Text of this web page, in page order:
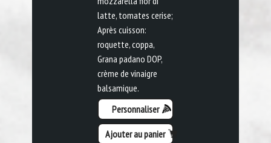
latte, tomates cerise;
Après cuisson:
roquette, coppa,
Grana padano DOP,
crème de vinaigre
balsamique.
Personnaliser
Ajouter au panier